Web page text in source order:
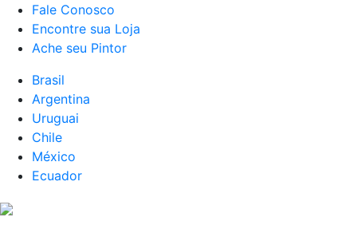
Fale Conosco
Encontre sua Loja
Ache seu Pintor
Brasil
Argentina
Uruguai
Chile
México
Ecuador